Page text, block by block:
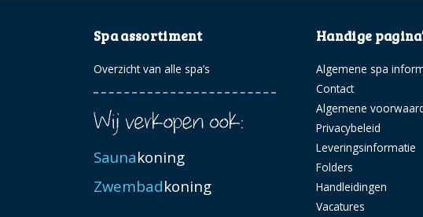
Spa assortiment
Overzicht van alle spa’s
Saunakoning
Zwembadkoning
Handige
Algemene spa
Contact
Algemene
Privacybeleid
Leveringsinformatie
Folders
Handleidingen
Vacatures